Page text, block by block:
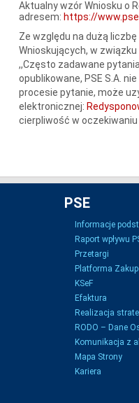
Aktualny wzór Wniosku o
adresem: https://
Ze względu na dużą
Wnioskujących, w związku
,,Często zadawane
opublikowane, PSE S.A.
procesie pytanie, może
elektronicznej:
cierpliwość w oczekiwaniu
PSE
Informacje
Raport wpływu
Przetargi
Platforma
KSeF
Efaktura
Realizacja
RODO – Dane
Komunikacja z
Mapa Strony
Kariera